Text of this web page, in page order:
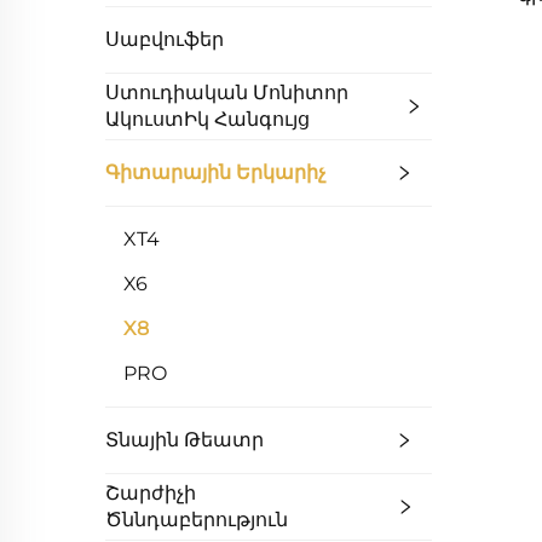
Սաբվուֆեր
Ստուդիական Մոնիտոր
ԱկուստԻկ Հանգույց
Գիտարային Երկարիչ
XT4
X6
X8
PRO
Տնային Թեատր
Շարժիչի
Ծննդաբերություն